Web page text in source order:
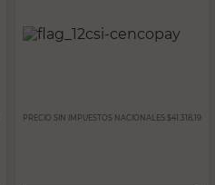
PRECIO SIN IMPUESTOS NACIONALES: $41.318,19